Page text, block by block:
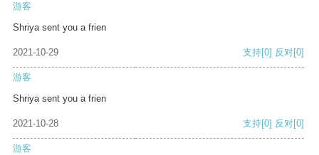
游客
Shriya sent you a frien
2021-10-29 支持[0] 反对[0]
游客
Shriya sent you a frien
2021-10-28 支持[0] 反对[0]
游客